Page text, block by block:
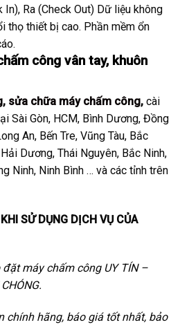
Ra (Check Out) Dữ liệu không
thọ thiết bị cao. Phần mềm ổn
công vân tay, khuôn
, sửa chữa máy chấm công, cài
Sài Gòn, HCM, Bình Dương, Đồng
An, Bến Tre, Vũng Tàu, Bắc
Dương, Thái Nguyên, Bắc Ninh,
Ninh, Ninh Bình … và các tỉnh trên
SỬ DỤNG DỊCH VỤ CỦA
máy chấm công UY TÍN –
chính hãng, báo giá tốt nhất, bảo